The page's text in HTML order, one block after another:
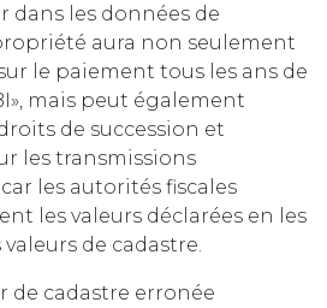
dans les données de
aura non seulement
le paiement tous les ans de
mais peut également
de succession et
les transmissions
les autorités fiscales
les valeurs déclarées en les
de cadastre.
de cadastre erronée